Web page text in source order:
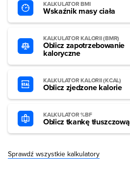
KALKULATOR BMI
Wskaźnik masy ciała
KALKULATOR KALORII (BMR)
Oblicz zapotrzebowanie
kaloryczne
KALKULATOR KALORII (KCAL)
Oblicz zjedzone kalorie
KALKULATOR %BF
Oblicz tkankę tłuszczową
Sprawdź wszystkie kalkulatory